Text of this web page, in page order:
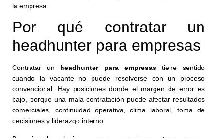
la empresa.
Por qué contratar un
headhunter para empresas
Contratar un headhunter para empresastiene sentido
cuando la vacante no puede resolverse con un proceso
convencional. Hay posiciones donde el margen de error es
bajo, porque una mala contratación puede afectar resultados
comerciales, continuidad operativa, clima laboral, toma de
decisiones y liderazgo interno.